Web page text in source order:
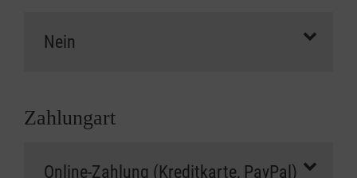
Zahlungart